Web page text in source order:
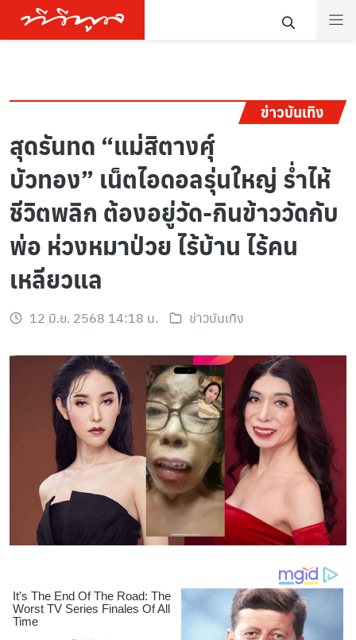
ข่าวบันเทิง
สุดรันทด “แม่สิตางศุ์
บัวทอง” เน็ตไอดอลรุ่นใหญ่ ร่ำไห้
ชีวิตพลิก ต้องอยู่วัด-กินข้าววัดกับ
พ่อ ห่วงหมาป่วย ไร้บ้าน ไร้คน
เหลียวแล
12 มิ.ย. 2568 14:18 น. ข่าวบันเทิง